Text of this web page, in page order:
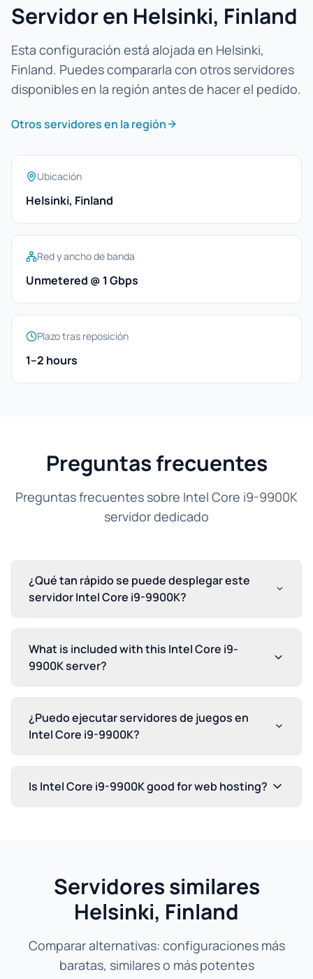
Servidor en Helsinki, Finland
Esta configuración está alojada en Helsinki,
Finland. Puedes compararla con otros servidores
disponibles en la región antes de hacer el pedido.
Otros servidores en la región
Ubicación
Helsinki, Finland
Red y ancho de banda
Unmetered @ 1 Gbps
Plazo tras reposición
1–2 hours
Preguntas frecuentes
Preguntas frecuentes sobre Intel Core i9-9900K
servidor dedicado
¿Qué tan rápido se puede desplegar este
servidor Intel Core i9-9900K?
What is included with this Intel Core i9-
9900K server?
¿Puedo ejecutar servidores de juegos en
Intel Core i9-9900K?
Is Intel Core i9-9900K good for web hosting?
Servidores similares
Helsinki, Finland
Comparar alternativas: configuraciones más
baratas, similares o más potentes